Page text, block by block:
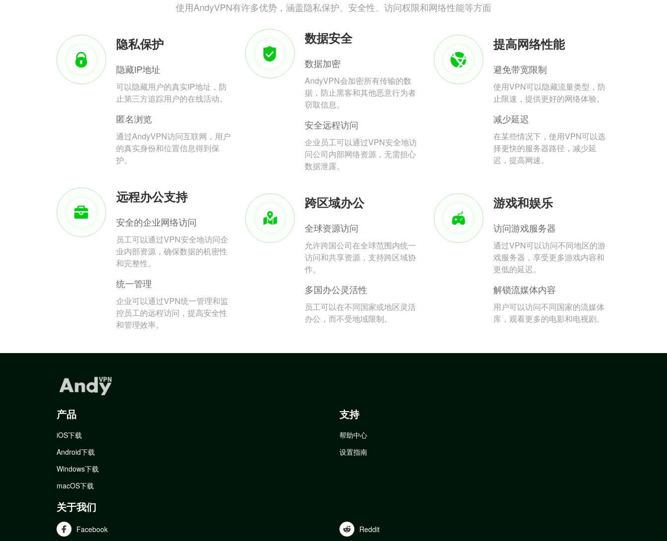
使用AndyVPN有许多优势，涵盖隐私保护、安全性、访问权限和网络性能等方面
隐私保护
隐藏IP地址
可以隐藏用户的真实IP地址，防
止第三方追踪用户的在线活动。
匿名浏览
通过AndyVPN访问互联网，用户
的真实身份和位置信息得到保
护。
数据安全
数据加密
AndyVPN会加密所有传输的数
据，防止黑客和其他恶意行为者
窃取信息。
安全远程访问
企业员工可以通过VPN安全地访
问公司内部网络资源，无需担心
数据泄露。
提高网络性能
避免带宽限制
使用VPN可以隐藏流量类型，防
止限速，提供更好的网络体验。
减少延迟
在某些情况下，使用VPN可以选
择更快的服务器路径，减少延
迟，提高网速。
远程办公支持
安全的企业网络访问
员工可以通过VPN安全地访问企
业内部资源，确保数据的机密性
和完整性。
统一管理
企业可以通过VPN统一管理和监
控员工的远程访问，提高安全性
和管理效率。
跨区域办公
全球资源访问
允许跨国公司在全球范围内统一
访问和共享资源，支持跨区域协
作。
多国办公灵活性
员工可以在不同国家或地区灵活
办公，而不受地域限制。
游戏和娱乐
访问游戏服务器
通过VPN可以访问不同地区的游
戏服务器，享受更多游戏内容和
更低的延迟。
解锁流媒体内容
用户可以访问不同国家的流媒体
库，观看更多的电影和电视剧。
产品
iOS下载
Android下载
Windows下载
macOS下载
支持
帮助中心
设置指南
关于我们
Facebook Reddit